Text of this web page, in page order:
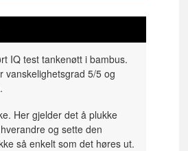
IQ test tankenøtt i bambus.
vanskelighetsgrad 5/5 og
Her gjelder det å plukke
og sette den
så enkelt som det høres ut.